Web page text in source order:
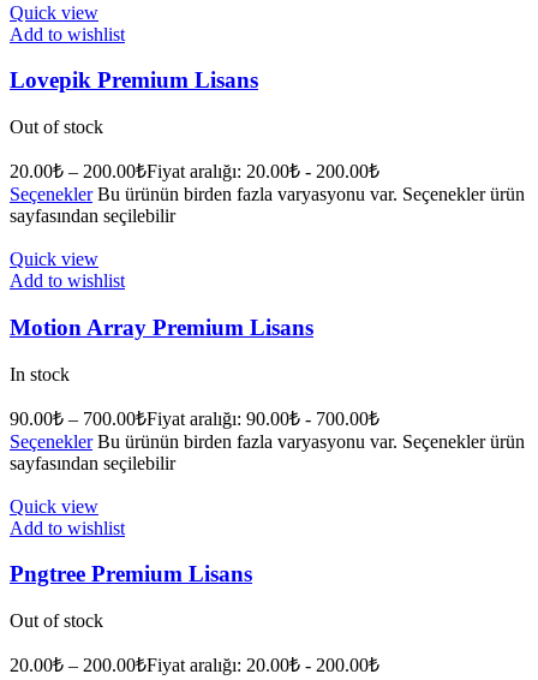
Quick view
Add to wishlist
Lovepik Premium Lisans
Out of stock
20.00₺ – 200.00₺Fiyat aralığı: 20.00₺ - 200.00₺
Seçenekler Bu ürünün birden fazla varyasyonu var. Seçenekler ürün
sayfasından seçilebilir
Quick view
Add to wishlist
Motion Array Premium Lisans
In stock
90.00₺ – 700.00₺Fiyat aralığı: 90.00₺ - 700.00₺
Seçenekler Bu ürünün birden fazla varyasyonu var. Seçenekler ürün
sayfasından seçilebilir
Quick view
Add to wishlist
Pngtree Premium Lisans
Out of stock
20.00₺ – 200.00₺Fiyat aralığı: 20.00₺ - 200.00₺